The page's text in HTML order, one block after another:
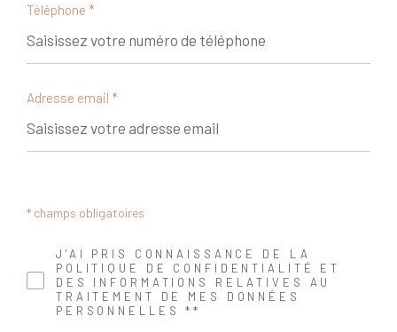
Téléphone *
Adresse email *
* champs obligatoires
J'AI PRIS CONNAISSANCE DE LA
POLITIQUE DE CONFIDENTIALITÉ ET
DES INFORMATIONS RELATIVES AU
TRAITEMENT DE MES DONNÉES
PERSONNELLES **